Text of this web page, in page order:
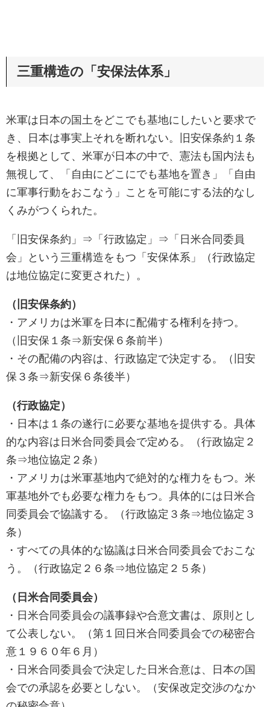
三重構造の「安保法体系」
米軍は日本の国土をどこでも基地にしたいと要求で
き、日本は事実上それを断れない。旧安保条約１条
を根拠として、米軍が日本の中で、憲法も国内法も
無視して、「自由にどこにでも基地を置き」「自由
に軍事行動をおこなう」ことを可能にする法的なし
くみがつくられた。
「旧安保条約」⇒「行政協定」⇒「日米合同委員
会」という三重構造をもつ「安保体系」（行政協定
は地位協定に変更された）。
（旧安保条約）
・アメリカは米軍を日本に配備する権利を持つ。
（旧安保１条⇒新安保６条前半）
・その配備の内容は、行政協定で決定する。（旧安
保３条⇒新安保６条後半）
（行政協定）
・日本は１条の遂行に必要な基地を提供する。具体
的な内容は日米合同委員会で定める。（行政協定２
条⇒地位協定２条）
・アメリカは米軍基地内で絶対的な権力をもつ。米
軍基地外でも必要な権力をもつ。具体的には日米合
同委員会で協議する。（行政協定３条⇒地位協定３
条）
・すべての具体的な協議は日米合同委員会でおこな
う。（行政協定２６条⇒地位協定２５条）
（日米合同委員会）
・日米合同委員会の議事録や合意文書は、原則とし
て公表しない。（第１回日米合同委員会での秘密合
意１９６０年６月）
・日米合同委員会で決定した日米合意は、日本の国
会での承認を必要としない。（安保改定交渉のなか